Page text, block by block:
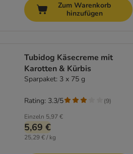
Zum Warenkorb
hinzufügen
Tubidog Käsecreme mit
Karotten & Kürbis
Sparpaket: 3 x 75 g
Einzeln 5,97 €
5,69 €
25,29 € / kg
Rating: 3.3/5 (9)